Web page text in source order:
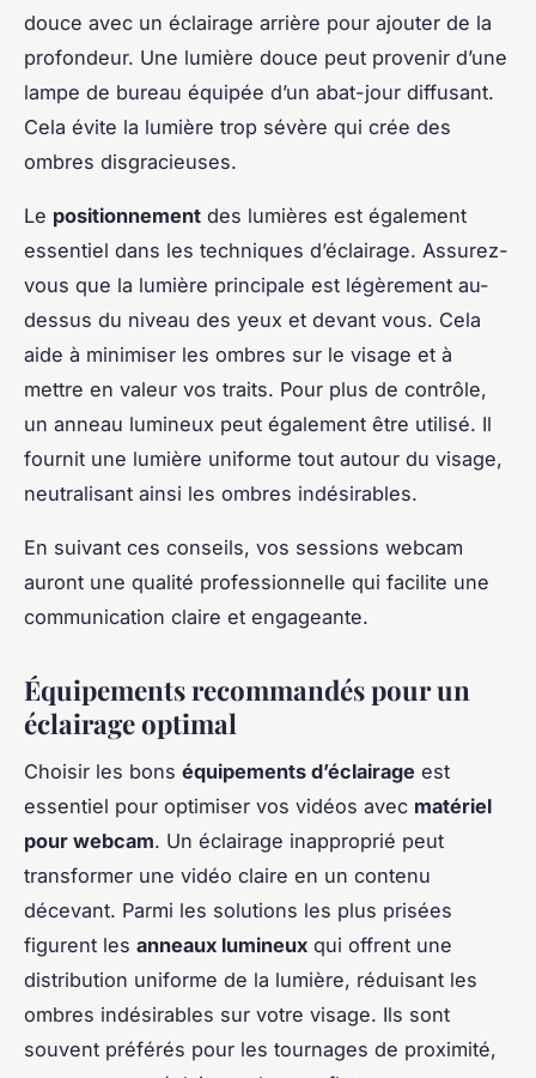
douce avec un éclairage arrière pour ajouter de la
profondeur. Une lumière douce peut provenir d’une
lampe de bureau équipée d’un abat-jour diffusant.
Cela évite la lumière trop sévère qui crée des
ombres disgracieuses.
Le positionnement des lumières est également
essentiel dans les techniques d’éclairage. Assurez-
vous que la lumière principale est légèrement au-
dessus du niveau des yeux et devant vous. Cela
aide à minimiser les ombres sur le visage et à
mettre en valeur vos traits. Pour plus de contrôle,
un anneau lumineux peut également être utilisé. Il
fournit une lumière uniforme tout autour du visage,
neutralisant ainsi les ombres indésirables.
En suivant ces conseils, vos sessions webcam
auront une qualité professionnelle qui facilite une
communication claire et engageante.
Équipements recommandés pour un
éclairage optimal
Choisir les bons équipements d’éclairage est
essentiel pour optimiser vos vidéos avec matériel
pour webcam. Un éclairage inapproprié peut
transformer une vidéo claire en un contenu
décevant. Parmi les solutions les plus prisées
figurent les anneaux lumineux qui offrent une
distribution uniforme de la lumière, réduisant les
ombres indésirables sur votre visage. Ils sont
souvent préférés pour les tournages de proximité,